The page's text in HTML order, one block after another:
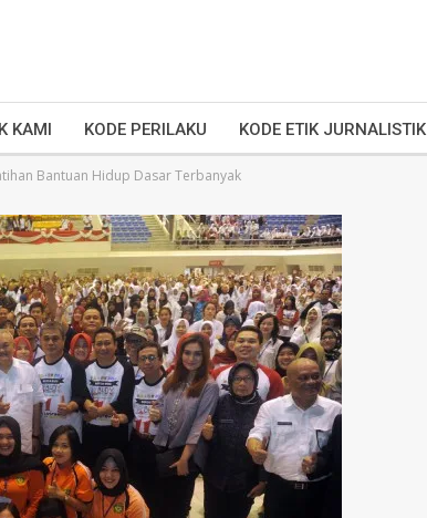
KAMI KODE PERILAKU KODE ETIK JURNALISTIK
Bantuan Hidup Dasar Terbanyak